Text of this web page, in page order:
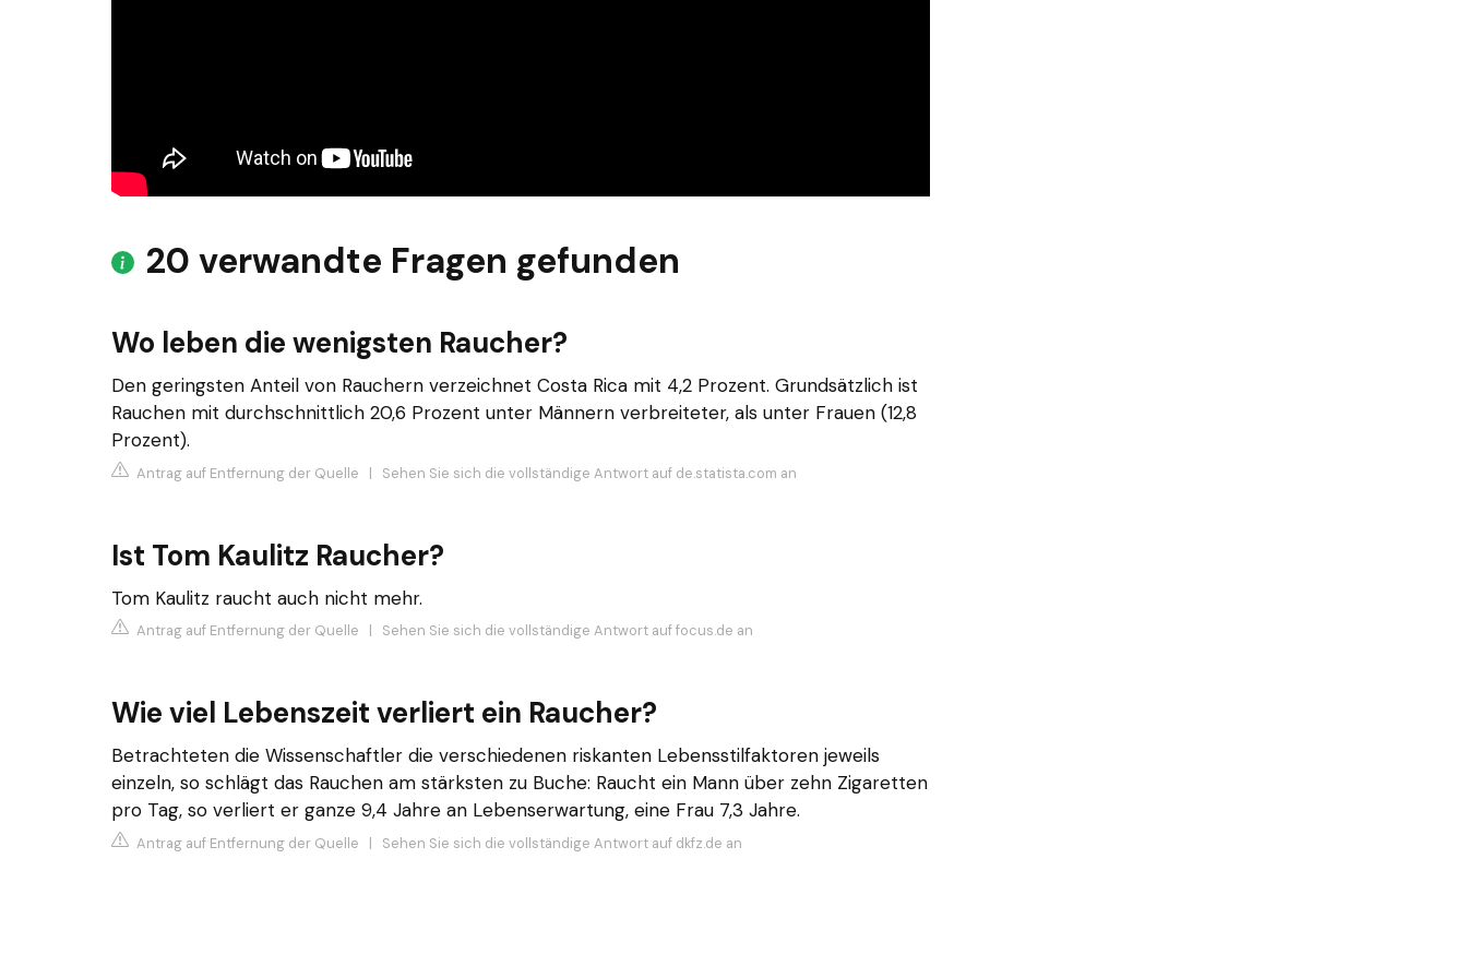
20 verwandte Fragen gefunden
Wo leben die wenigsten Raucher?
Den geringsten Anteil von Rauchern verzeichnet Costa Rica mit 4,2 Prozent. Grundsätzlich ist
Rauchen mit durchschnittlich 20,6 Prozent unter Männern verbreiteter, als unter Frauen (12,8
Prozent).
Antrag auf Entfernung der Quelle | Sehen Sie sich die vollständige Antwort auf de.statista.com an
Ist Tom Kaulitz Raucher?
Tom Kaulitz raucht auch nicht mehr.
Antrag auf Entfernung der Quelle Sehen Sie sich die vollständige Antwort auf focus.de an
Wie viel Lebenszeit verliert ein Raucher?
Betrachteten die Wissenschaftler die verschiedenen riskanten Lebensstilfaktoren jeweils
einzeln, so schlägt das Rauchen am stärksten zu Buche: Raucht ein Mann über zehn Zigaretten
pro Tag, so verliert er ganze 9,4 Jahre an Lebenserwartung, eine Frau 7,3 Jahre.
Antrag auf Entfernung der Quelle | Sehen Sie sich die vollständige Antwort auf dkfz.de an